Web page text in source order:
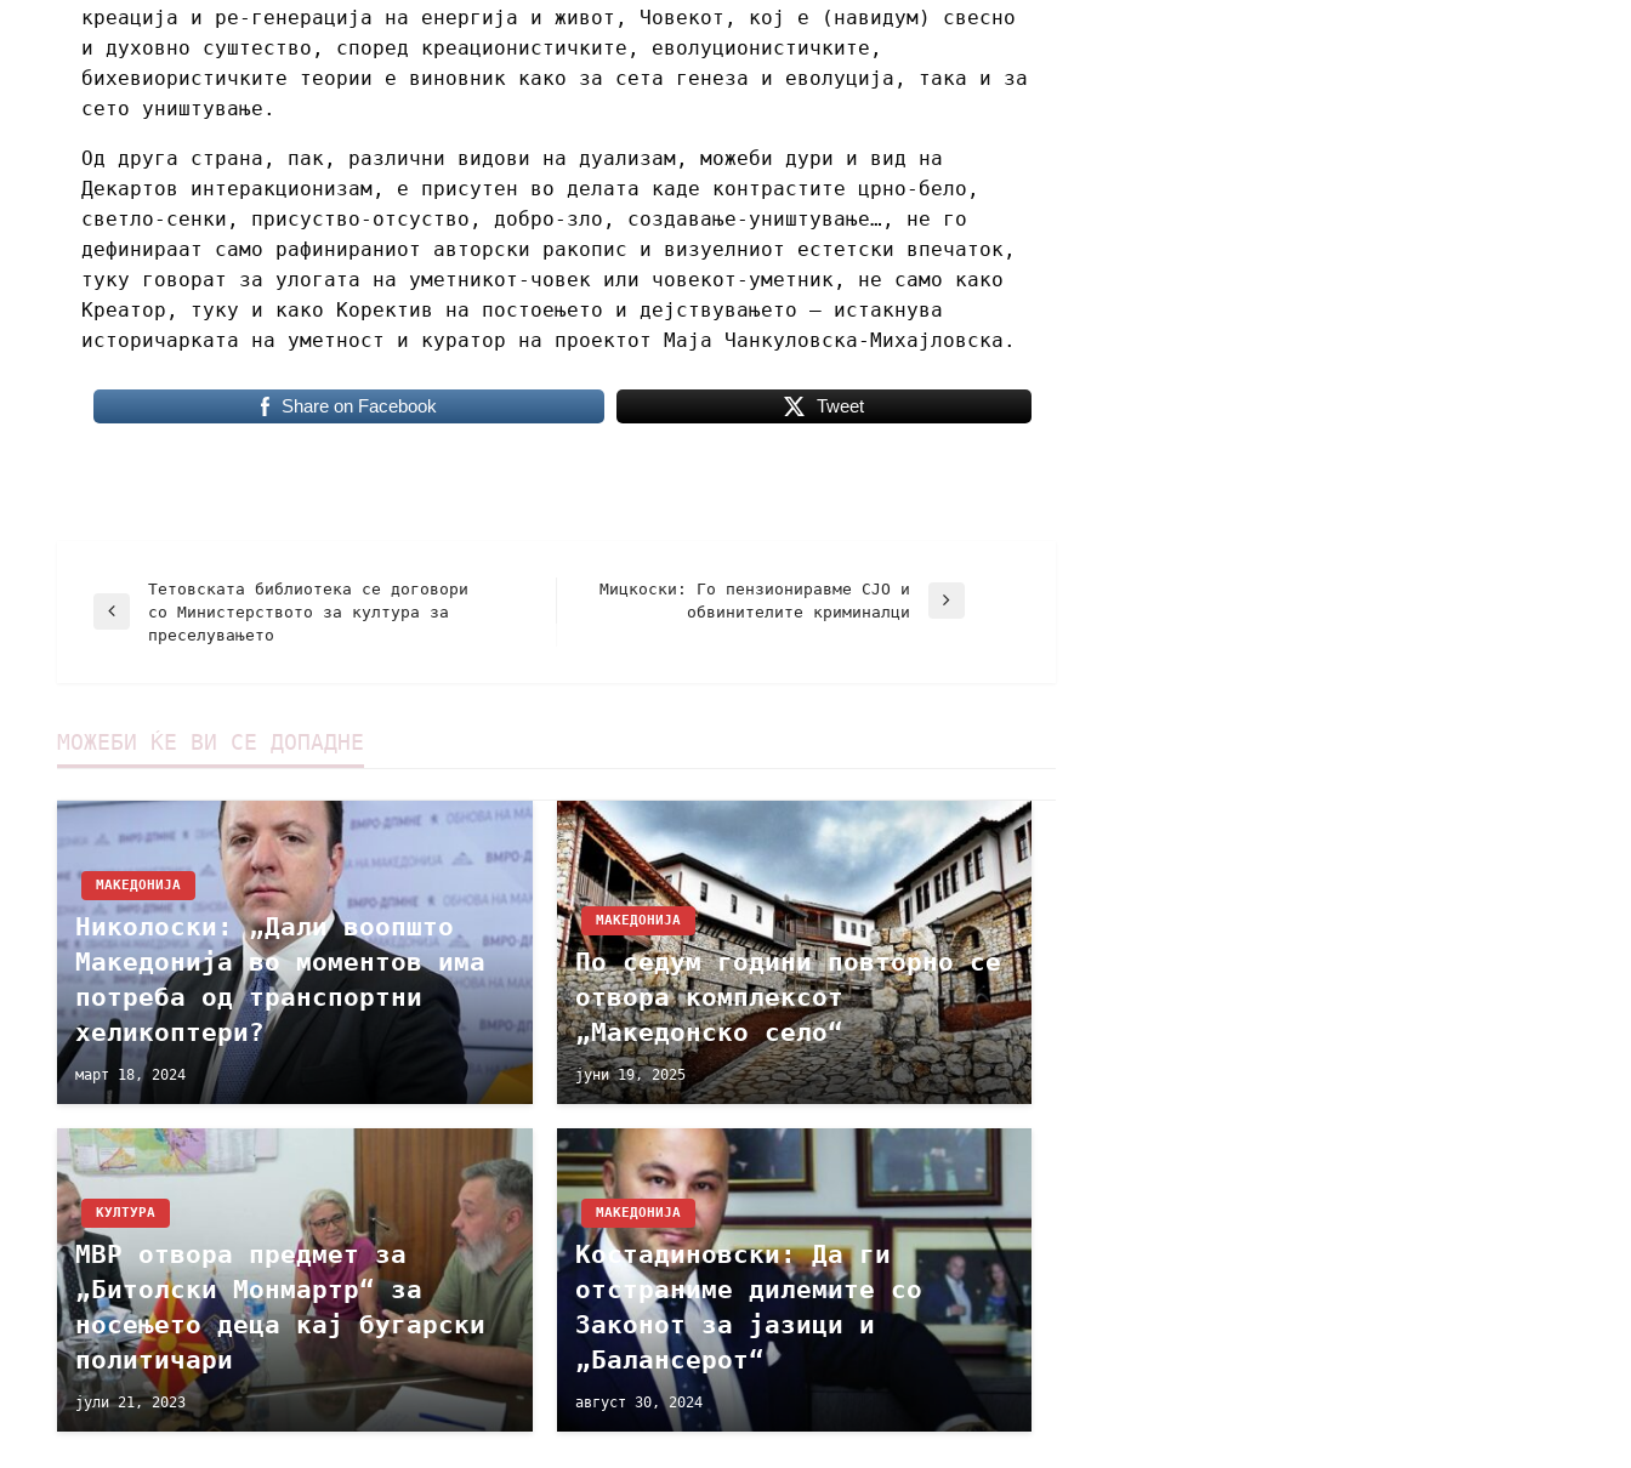
креација и ре-генерација на енергија и живот, Човекот, кој е (навидум) свесно
и духовно суштество, според креационистичките, еволуционистичките,
бихевиористичките теории е виновник како за сета генеза и еволуција, така и за
сето уништување.
Од друга страна, пак, различни видови на дуализам, можеби дури и вид на
Декартов интеракционизам, е присутен во делата каде контрастите црно-бело,
светло-сенки, присуство-отсуство, добро-зло, создавање-уништување…, не го
дефинираат само рафинираниот авторски ракопис и визуелниот естетски впечаток,
туку говорат за улогата на уметникот-човек или човекот-уметник, не само како
Креатор, туку и како Коректив на постоењето и дејствувањето – истакнува
историчарката на уметност и куратор на проектот Маја Чанкуловска-Михајловска.
Share on Facebook Tweet
Тетовската библиотека се договори
со Министерството за култура за
преселувањето
Mицкоски: Го пензиониравме СЈО и
обвинителите криминалци
МОЖЕБИ ЌЕ ВИ СЕ ДОПАДНЕ
МАКЕДОНИЈА
Николоски: „Дали воопшто
Македонија во моментов има
потреба од транспортни
хеликоптери?
март 18, 2024
МАКЕДОНИЈА
По седум години повторно се
отвора комплексот
„Македонско село“
јуни 19, 2025
КУЛТУРА
МВР отвора предмет за
„Битолски Монмартр“ за
носењето деца кај бугарски
политичари
јули 21, 2023
МАКЕДОНИЈА
Костадиновски: Да ги
отстраниме дилемите со
Законот за јазици и
„Балансерот“
август 30, 2024